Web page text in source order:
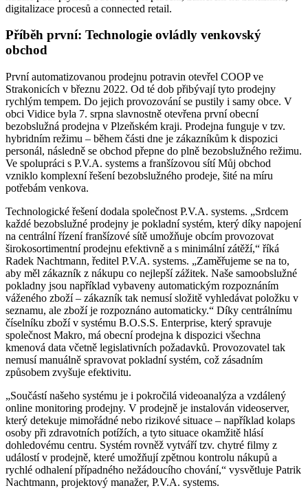
digitalizace procesů a connected retail.
Příběh první: Technologie ovládly venkovský
obchod
První automatizovanou prodejnu potravin otevřel COOP ve
Strakonicích v březnu 2022. Od té dob přibývají tyto prodejny
rychlým tempem. Do jejich provozování se pustily i samy obce. V
obci Vidice byla 7. srpna slavnostně otevřena první obecní
bezobslužná prodejna v Plzeňském kraji. Prodejna funguje v tzv.
hybridním režimu – během části dne je zákazníkům k dispozici
personál, následně se obchod přepne do plně bezobslužného režimu.
Ve spolupráci s P.V.A. systems a franšízovou sítí Můj obchod
vzniklo komplexní řešení bezobslužného prodeje, šité na míru
potřebám venkova.
Technologické řešení dodala společnost P.V.A. systems. „Srdcem
každé bezobslužné prodejny je pokladní systém, který díky napojení
na centrální řízení franšízové sítě umožňuje obcím provozovat
širokosortimentní prodejnu efektivně a s minimální zátěží,“ říká
Radek Nachtmann, ředitel P.V.A. systems. „Zaměřujeme se na to,
aby měl zákazník z nákupu co nejlepší zážitek. Naše samoobslužné
pokladny jsou například vybaveny automatickým rozpoznáním
váženého zboží – zákazník tak nemusí složitě vyhledávat položku v
seznamu, ale zboží je rozpoznáno automaticky.“ Díky centrálnímu
číselníku zboží v systému B.O.S.S. Enterprise, který spravuje
společnost Makro, má obecní prodejna k dispozici všechna
kmenová data včetně legislativních požadavků. Provozovatel tak
nemusí manuálně spravovat pokladní systém, což zásadním
způsobem zvyšuje efektivitu.
„Součástí našeho systému je i pokročilá videoanalýza a vzdálený
online monitoring prodejny. V prodejně je instalován videoserver,
který detekuje mimořádné nebo rizikové situace – například kolaps
osoby při zdravotních potížích, a tyto situace okamžitě hlásí
dohledovému centru. Systém rovněž vytváří tzv. chytré filmy z
událostí v prodejně, které umožňují zpětnou kontrolu nákupů a
rychlé odhalení případného nežádoucího chování,“ vysvětluje Patrik
Nachtmann, projektový manažer, P.V.A. systems.